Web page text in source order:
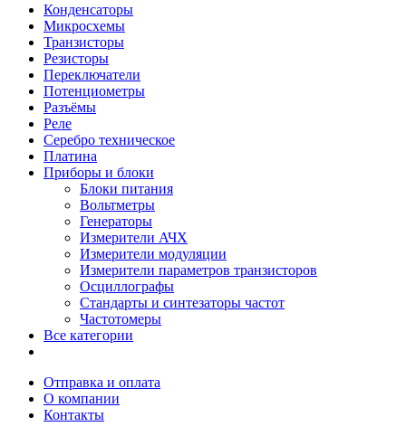
Конденсаторы
Микросхемы
Транзисторы
Резисторы
Переключатели
Потенциометры
Разъёмы
Реле
Серебро техническое
Платина
Приборы и блоки
Блоки питания
Вольтметры
Генераторы
Измерители АЧХ
Измерители модуляции
Измерители параметров транзисторов
Осциллографы
Стандарты и синтезаторы частот
Частотомеры
Все категории
Отправка и оплата
О компании
Контакты